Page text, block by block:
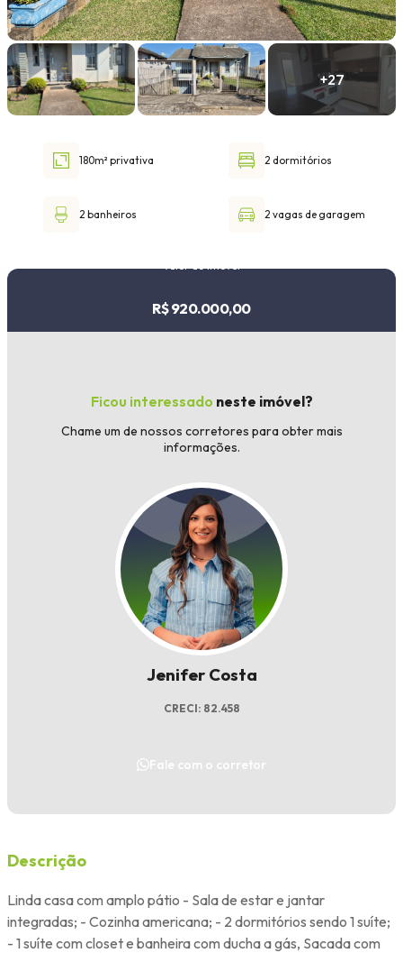
Faixa de valor
30.000,00até1.000.000,00 ou +
180m² privativa 2 dormitórios
2 banheiros 2 vagas de garagem
R$ 920.000,00
Ficou interessado neste imóvel?
Chame um de nossos corretores para obter mais
informações.
Jenifer Costa
CRECI: 82.458
Fale com o corretor
Descrição
Linda casa com amplo pátio - Sala de estar e jantar
integradas; - Cozinha americana; - 2 dormitórios sendo 1 suíte;
- 1 suíte com closet e banheira com ducha a gás, Sacada com